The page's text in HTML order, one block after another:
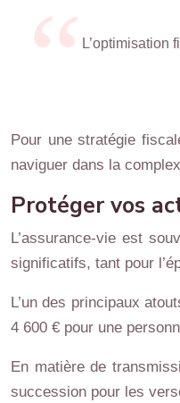
L’optimisation
Pour une stratégie
naviguer dans la
Protéger vos
L’assurance-vie est
significatifs, tant pour
L’un des principaux
4 600 € pour une
En matière de
succession pour les